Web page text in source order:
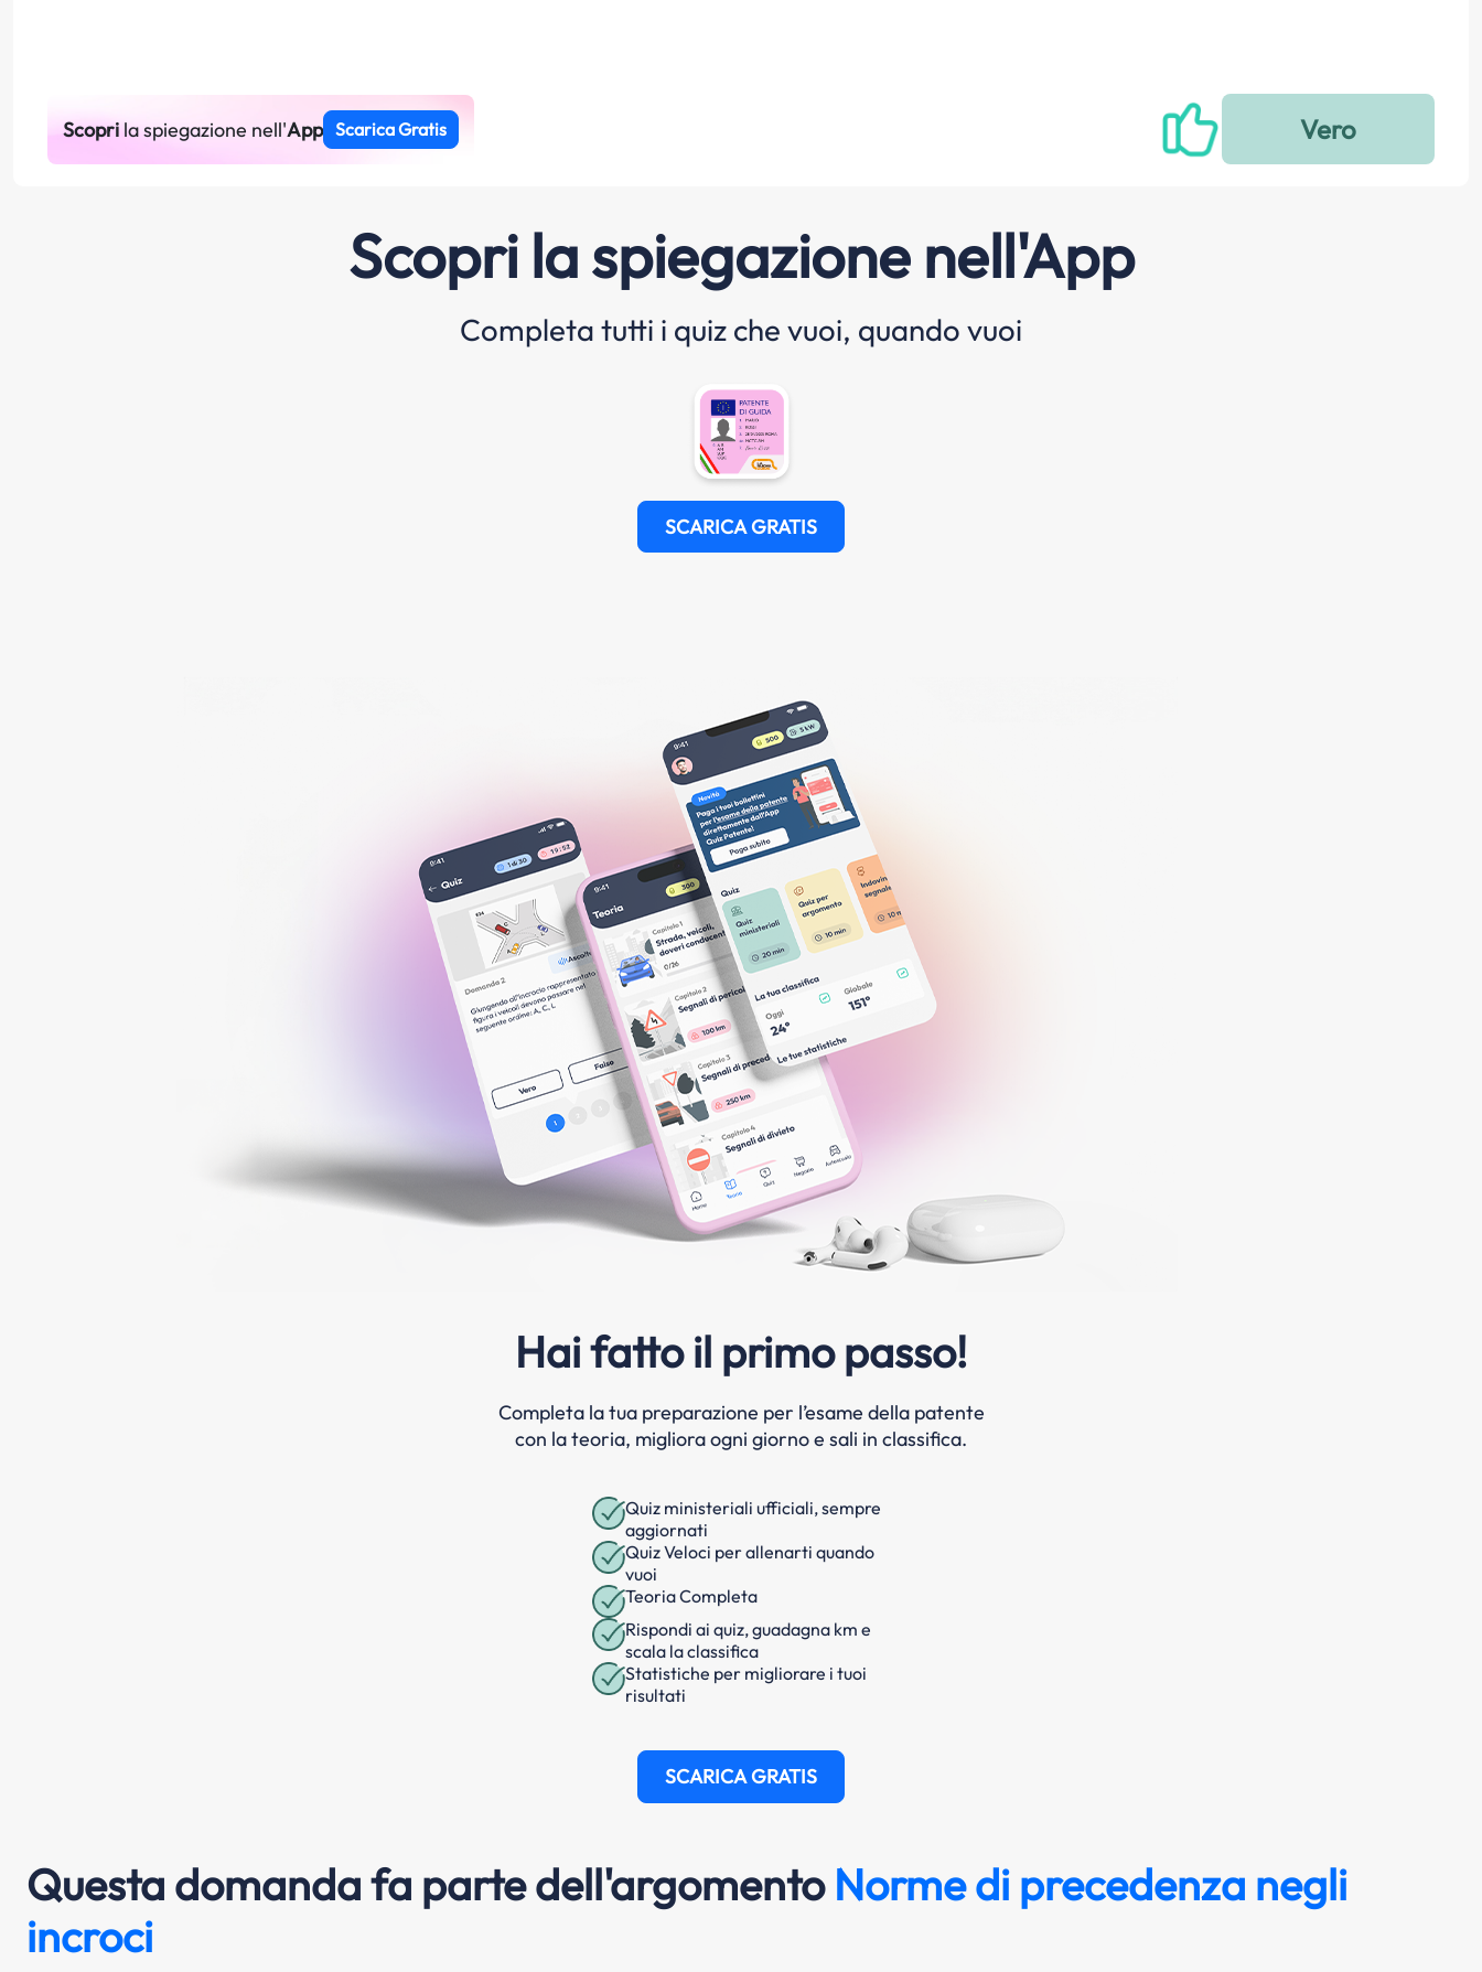
Scoprila spiegazione nell'App Scarica Gratis
Scopri la spiegazione nell'App
Completa tutti i quiz che vuoi, quando vuoi
SCARICA GRATIS
Hai fatto il primo passo!
Completa la tua preparazione per l’esame della patente
con la teoria, migliora ogni giorno e sali in classifica.
Quiz ministeriali ufficiali, sempre
aggiornati
Quiz Veloci per allenarti quando
vuoi
Teoria Completa
Rispondi ai quiz, guadagna km e
scala la classifica
Statistiche per migliorare i tuoi
risultati
SCARICA GRATIS
Questa domanda fa parte dell'argomento Norme di precedenza negli
incroci